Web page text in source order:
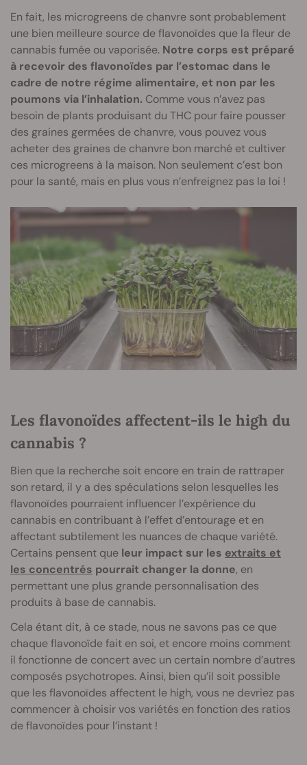
En fait, les microgreens de chanvre sont probablement
une bien meilleure source de flavonoïdes que la fleur de
cannabis fumée ou vaporisée. Notre corps est préparé
à recevoir des flavonoïdes par l’estomac dans le
cadre de notre régime alimentaire, et non par les
poumons via l’inhalation. Comme vous n’avez pas
besoin de plants produisant du THC pour faire pousser
des graines germées de chanvre, vous pouvez vous
acheter des graines de chanvre bon marché et cultiver
ces microgreens à la maison. Non seulement c’est bon
pour la santé, mais en plus vous n’enfreignez pas la loi !
Les flavonoïdes affectent-ils le high du
cannabis ?
Bien que la recherche soit encore en train de rattraper
son retard, il y a des spéculations selon lesquelles les
flavonoïdes pourraient influencer l’expérience du
cannabis en contribuant à l’effet d’entourage et en
affectant subtilement les nuances de chaque variété.
Certains pensent que leur impact sur les extraits et
les concentrés pourrait changer la donne, en
permettant une plus grande personnalisation des
produits à base de cannabis.
Cela étant dit, à ce stade, nous ne savons pas ce que
chaque flavonoïde fait en soi, et encore moins comment
il fonctionne de concert avec un certain nombre d’autres
composés psychotropes. Ainsi, bien qu’il soit possible
que les flavonoïdes affectent le high, vous ne devriez pas
commencer à choisir vos variétés en fonction des ratios
de flavonoïdes pour l’instant !